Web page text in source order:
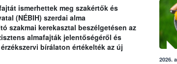
ismerhettek meg szakértők és
(NÉBIH) szerdai alma
szakmai kerekasztal beszélgetésen az
almafajták jelentőségéről és
bírálaton értékelték az új
Az
2026.